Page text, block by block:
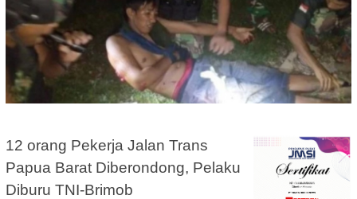
12 orang Pekerja Jalan Trans
Papua Barat Diberondong, Pelaku
Diburu TNI-Brimob